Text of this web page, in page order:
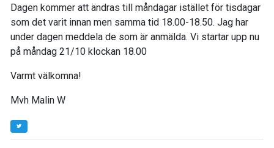
Dagen kommer att ändras till måndagar istället för tisdagar
som det varit innan men samma tid 18.00-18.50. Jag har
under dagen meddela de som är anmälda. Vi startar upp nu
på måndag 21/10 klockan 18.00
Varmt välkomna!
Mvh Malin W